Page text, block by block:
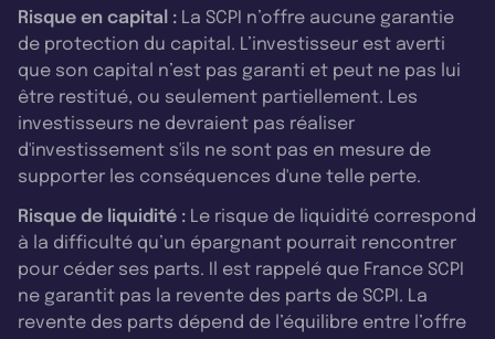
Risque en capital : La SCPI n’offre aucune garantie
de protection du capital. L’investisseur est averti
que son capital n’est pas garanti et peut ne pas lui
être restitué, ou seulement partiellement. Les
investisseurs ne devraient pas réaliser
d'investissement s'ils ne sont pas en mesure de
supporter les conséquences d'une telle perte.
Risque de liquidité : Le risque de liquidité correspond
à la difficulté qu’un épargnant pourrait rencontrer
pour céder ses parts. Il est rappelé que France SCPI
ne garantit pas la revente des parts de SCPI. La
revente des parts dépend de l’équilibre entre l’offre